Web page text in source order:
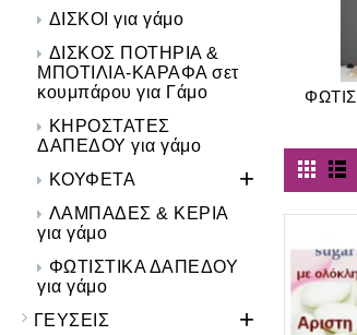
ΔΙΣΚΟΙ για γάμο
ΔΙΣΚΟΣ ΠΟΤΗΡΙΑ &
ΜΠΟΤΙΛΙΑ-ΚΑΡΑΦΑ σετ
κουμπάρου για Γάμο
ΚΗΡΟΣΤΑΤΕΣ
ΔΑΠΕΔΟΥ για γάμο
ΚΟΥΦΕΤΑ
+
ΛΑΜΠΑΔΕΣ & ΚΕΡΙΑ
για γάμο
ΦΩΤΙΣΤΙΚΑ ΔΑΠΕΔΟΥ
για γάμο
ΓΕΥΣΕΙΣ
+